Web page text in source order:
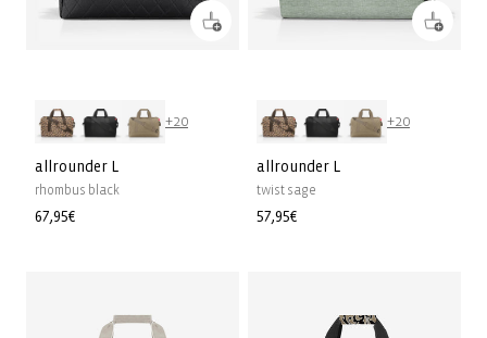
+20
allrounder L
rhombus black
Prix
67,95€
+20
allrounder L
twist sage
Prix
57,95€